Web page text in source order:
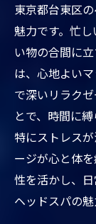
リピ
季節
施術
東京
プロ
東京都台
する方法
予約
初め
東京都台東区
魅力です。忙
い物の合間に
は、心地よい
で深いリラク
とで、時間に
特にストレス
ージが心と体
性を活かし、
ヘッドスパの魅